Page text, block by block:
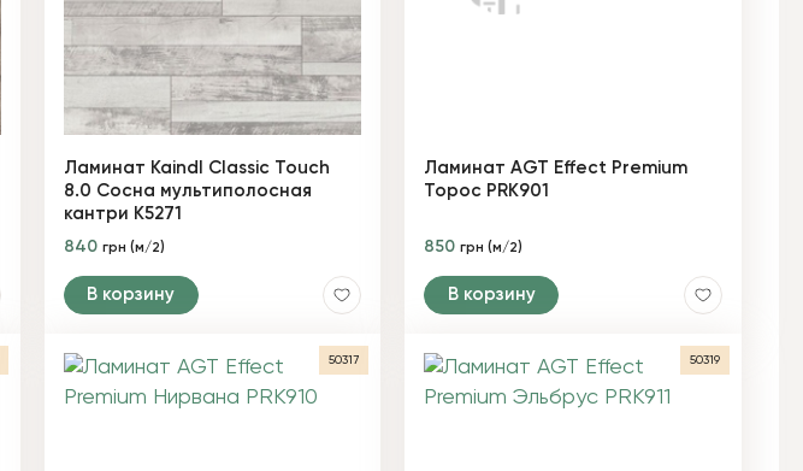
Ламинат Kaindl Classic Touch
8.0 Сосна мультиполосная
кантри K5271
840 грн (м/2)
В корзину
Ламинат AGT Effect Premium
Торос PRK901
850грн (м/2)
В корзину
50317 50319